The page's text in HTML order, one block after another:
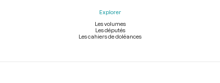
Explorer
Les volumes
Les députés
Les cahiers de doléances